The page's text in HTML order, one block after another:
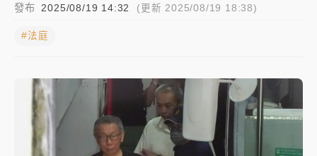
油價持續凍漲！ 中油宣布下周一汽柴油價格維持不變
有片｜
白海豚暴風圈逼近！新北淡水赫見龍捲風 榕樹
連根拔起
中颱白海豚風雨來了！中部以北防豪雨 今晚、明天影
響最劇烈
發布 2025/08/19 14:32 (更新 2025/08/19 18:38)
#法庭